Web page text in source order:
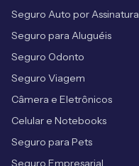
Seguro Auto por Assinatura
Seguro para Aluguéis
Seguro Odonto
Seguro Viagem
Câmera e Eletrônicos
Celular e Notebooks
Seguro para Pets
Seguro Empresarial